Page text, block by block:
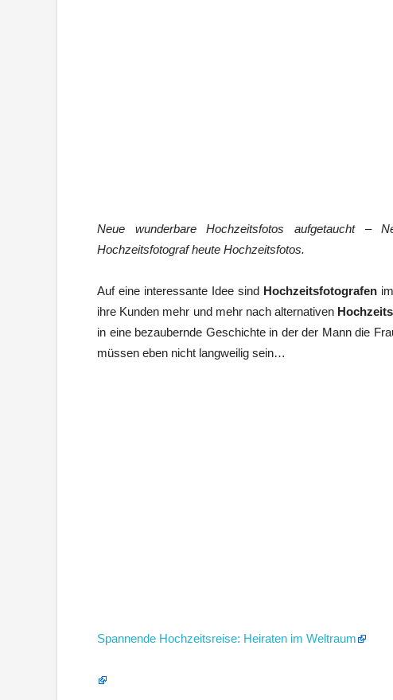
Neue wunderbare Hochzeitsfotos aufgetaucht –
Hochzeitsfotograf heute Hochzeitsfotos.
Auf eine interessante Idee sind Hochzeitsfotografenim
ihre Kunden mehr und mehr nach alternativen
in eine bezaubernde Geschichte in der der Mann die
müssen eben nicht langweilig sein…
Spannende Hochzeitsreise: Heiraten im Weltraum